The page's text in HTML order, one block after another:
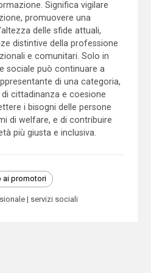
Significa vigilare
promuovere una
delle sfide attuali,
distintive della professione
e comunitari. Solo in
sociale può continuare a
di una categoria,
cittadinanza e coesione
i bisogni delle persone
di welfare, e di contribuire
più giusta e inclusiva.
ai promotori
servizi sociali